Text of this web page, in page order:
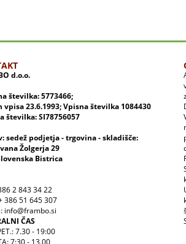
d.o.o.
številka: 5773466;
vpisa 23.6.1993; Vpisna številka 1084430
številka: SI78756057
sedež podjetja - trgovina - skladišče:
Žolgerja 29
Bistrica
2 843 34 22
386 51 645 307
info@frambo.si
ČAS
7.30 - 19:00
7:30 - 13.00